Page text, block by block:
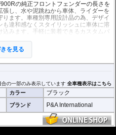
の純正フロントフェンダーの長さを
張し、水や泥跳ねから車体、ライダーを
ります。車種別専用設計品の為、デザイ
も違和感なくスタイリッシュに車体に溶
け込みます。手軽に装着できるカスタムパ
付は付属の強力粘着シートを使い、簡単
行えます。通常使用での脱落は心配あり
不十分)等においてはこの限りではあり
についてはビス止めを強く推奨いたし
よる保証は致しかねます。
ェンダーのデザインは多少異なりま
を見る
合の一部のみ表示しています全車種表示はこちら
カラー ブラック
ブランド P&A International